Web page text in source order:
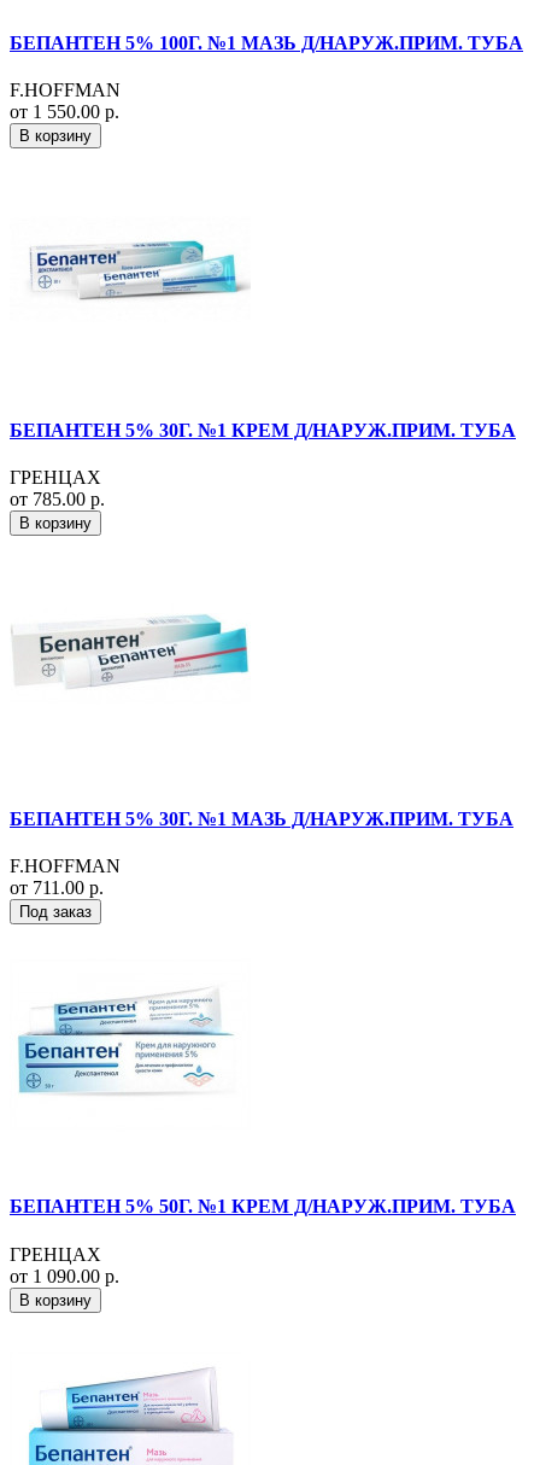
БЕПАНТЕН 5% 100Г. №1 МАЗЬ Д/НАРУЖ.ПРИМ. ТУБА
F.HOFFMAN
от 1 550.00 р.
В корзину
БЕПАНТЕН 5% 30Г. №1 КРЕМ Д/НАРУЖ.ПРИМ. ТУБА
ГРЕНЦАХ
от 785.00 р.
В корзину
БЕПАНТЕН 5% 30Г. №1 МАЗЬ Д/НАРУЖ.ПРИМ. ТУБА
F.HOFFMAN
от 711.00 р.
Под заказ
БЕПАНТЕН 5% 50Г. №1 КРЕМ Д/НАРУЖ.ПРИМ. ТУБА
ГРЕНЦАХ
от 1 090.00 р.
В корзину